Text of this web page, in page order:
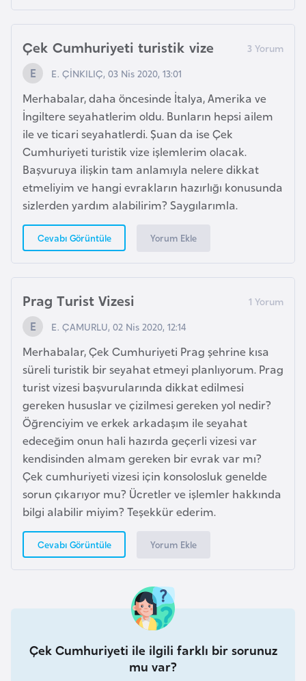
Çek Cumhuriyeti turistik vize
E. ÇİNKILIÇ, 03 Nis 2020, 13:01
Merhabalar, daha öncesinde İtalya, Amerika ve
İngiltere seyahatlerim oldu. Bunların hepsi ailem
ile ve ticari seyahatlerdi. Şuan da ise Çek
Cumhuriyeti turistik vize işlemlerim olacak.
Başvuruya ilişkin tam anlamıyla nelere dikkat
etmeliyim ve hangi evrakların hazırlığı konusunda
sizlerden yardım alabilirim? Saygılarımla.
Cevabı Görüntüle Yorum Ekle
Prag Turist Vizesi
E. ÇAMURLU, 02 Nis 2020, 12:14
Merhabalar, Çek Cumhuriyeti Prag şehrine kısa
süreli turistik bir seyahat etmeyi planlıyorum. Prag
turist vizesi başvurularında dikkat edilmesi
gereken hususlar ve çizilmesi gereken yol nedir?
Öğrenciyim ve erkek arkadaşım ile seyahat
edeceğim onun hali hazırda geçerli vizesi var
kendisinden almam gereken bir evrak var mı?
Çek cumhuriyeti vizesi için konsolosluk genelde
sorun çıkarıyor mu? Ücretler ve işlemler hakkında
bilgi alabilir miyim? Teşekkür ederim.
Cevabı Görüntüle Yorum Ekle
Çek Cumhuriyeti ile ilgili farklı bir sorunuz
mu var?
a
İ
s
p
a
n
y
a
İ
s
r
a
i
İ
s
v
e
ç
İ
s
v
i
ç